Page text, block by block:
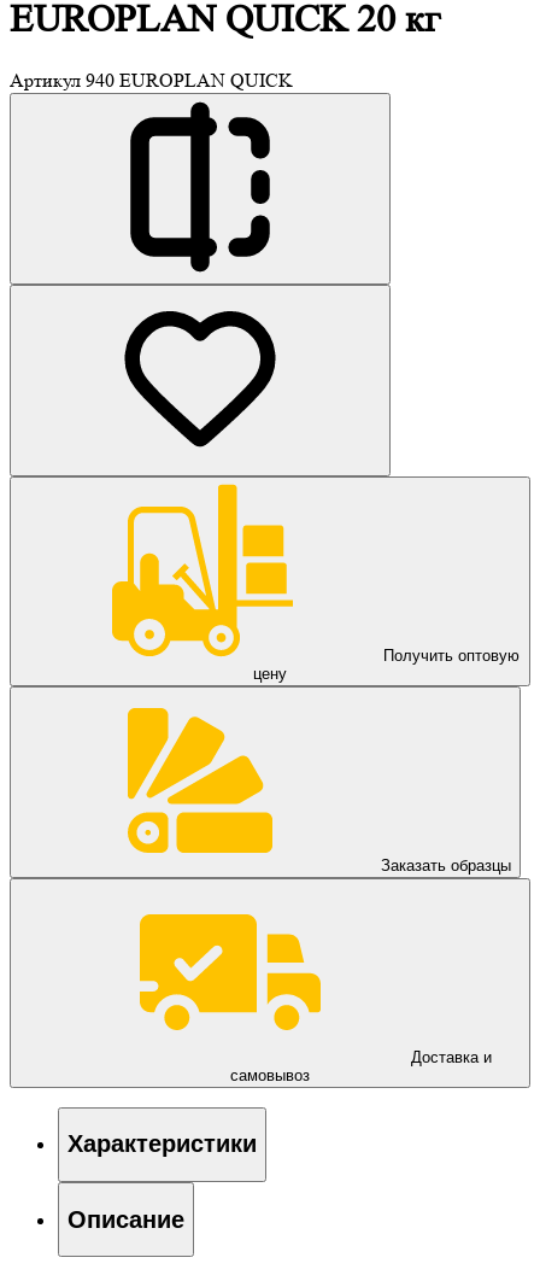
EUROPLAN QUICK 20 кг
Артикул 940 EUROPLAN QUICK
Получить оптовую
цену
Заказать образцы
Доставка и
самовывоз
Характеристики
Описание